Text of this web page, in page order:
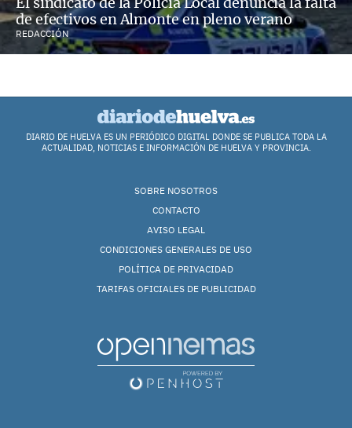
de efectivos en Almonte en pleno verano
REDACCIÓN
DIARIO DE HUELVA ES UN PERIÓDICO DIGITAL DONDE SE PUBLICA TODA LA
ACTUALIDAD, NOTICIAS E INFORMACIÓN DE HUELVA Y PROVINCIA.
SOBRE NOSOTROS
CONTACTO
AVISO LEGAL
CONDICIONES GENERALES DE USO
POLÍTICA DE PRIVACIDAD
TARIFAS OFICIALES DE PUBLICIDAD